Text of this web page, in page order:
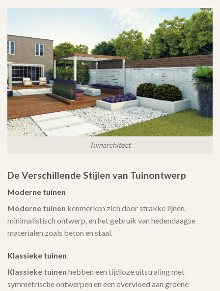
Tuinarchitect
De Verschillende Stijlen van Tuinontwerp
Moderne tuinen
Moderne tuinen kenmerken zich door strakke lijnen,
minimalistisch ontwerp, en het gebruik van hedendaagse
materialen zoals beton en staal.
Klassieke tuinen
Klassieke tuinen hebben een tijdloze uitstraling met
symmetrische ontwerpen en een overvloed aan groene